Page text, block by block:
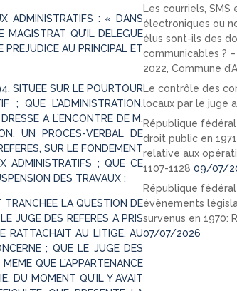
ADMINISTRATIFS : « DANS
QU’IL DELEGUE
PREJUDICE AU PRINCIPAL ET
SITUEE SUR LE POURTOUR
; QUE L’ADMINISTRATION,
A L’ENCONTRE DE M.
UN PROCES-VERBAL DE
SUR LE FONDEMENT
ADMINISTRATIFS ; QUE CE
DES TRAVAUX ;
TRANCHEE LA QUESTION DE
JUGE DES REFERES A PRIS
RATTACHAIT AU LITIGE, AU
; QUE LE JUGE DES
QUE L’APPARTENANCE
DU MOMENT QU’IL Y AVAIT
Les courriels, SMS
électroniques ou
élus sont-ils des
communicables ? –
2022, Commune
Le contrôle des
locaux par le juge
République
droit public en
relative aux
1107-1128 09/07/
République
évènements
survenus en 1970:
07/07/2026